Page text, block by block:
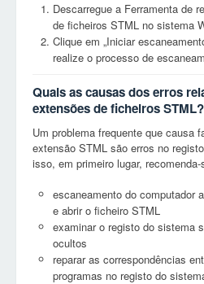
Descarregue a Ferramenta de
de ficheiros STML no sistema
Clique em „Iniciar
realize o processo de
Quais as causas dos erros
extensões de ficheiros STML?
Um problema frequente que causa
extensão STML são erros no
isso, em primeiro lugar, recomenda-
escaneamento do computador
e abrir o ficheiro STML
examinar o registo do sistema
ocultos
reparar as correspondências
programas no registo do